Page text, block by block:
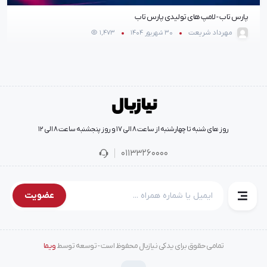
پارس تاب - لامپ های تولیدی پارس تاب
مهرداد شریعت 30 شهریور 1404 1,473
روز های شنبه تا چهارشنبه از ساعت 8 الی 17 و روز پنجشنبه ساعت 8 الی 12
01133260000
عضویت
تمامی حقوق برای یدکی نیازبال محفوظ است - توسعه توسطویما